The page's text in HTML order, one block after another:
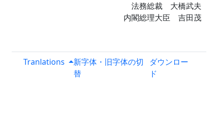
法務総裁 大橋武夫
内閣総理大臣 吉田茂
Tranlations
新字体・旧字体の切
替
ダウンロー
ド